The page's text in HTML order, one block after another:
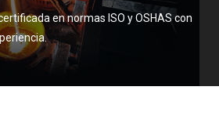
en normas ISO y OSHAS con